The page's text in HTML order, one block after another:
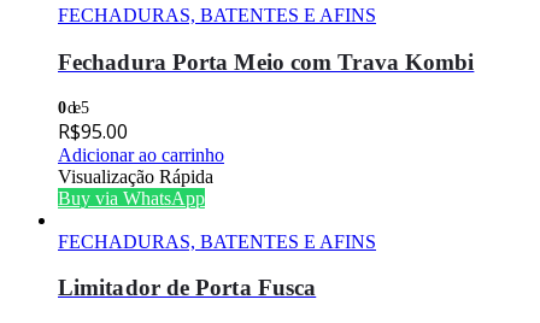
FECHADURAS, BATENTES E AFINS
Fechadura Porta Meio com Trava Kombi
0de 5
R$95.00
Adicionar ao carrinho
Visualização Rápida
Buy via WhatsApp
FECHADURAS, BATENTES E AFINS
Limitador de Porta Fusca